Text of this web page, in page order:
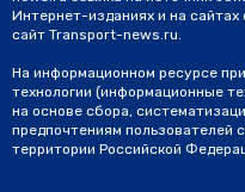
Интернет-изданиях и на сайтах
сайт Transport-news.ru.
На информационном ресурсе
технологии (информационные
на основе сбора,
предпочтениям пользователей
территории Российской